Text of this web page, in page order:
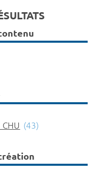
(43)